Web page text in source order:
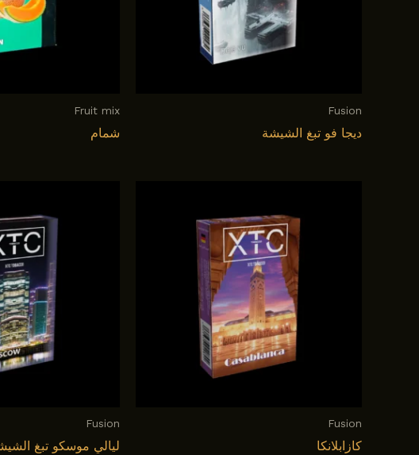
Fusion
ديجا فو تبغ الشيشة
Fruit mix
شمام
Fusion
كازابلانكا
Fusion
ليالي موسكو تبغ